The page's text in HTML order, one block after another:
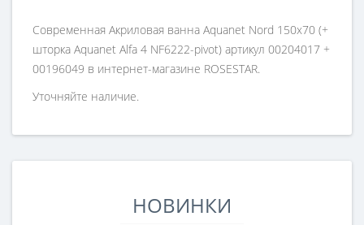
Современная Акриловая ванна Aquanet Nord 150x70 (+
шторка Aquanet Alfa 4 NF6222-pivot) артикул 00204017 +
00196049 в интернет-магазине ROSESTAR.
Уточняйте наличие.
НОВИНКИ